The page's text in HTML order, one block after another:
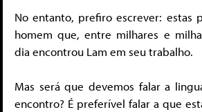
No entanto, prefiro escrever: estas
homem que, entre milhares e
dia encontrou Lam em seu trabalho.
Mas será que devemos falar a
encontro? É preferível falar a que